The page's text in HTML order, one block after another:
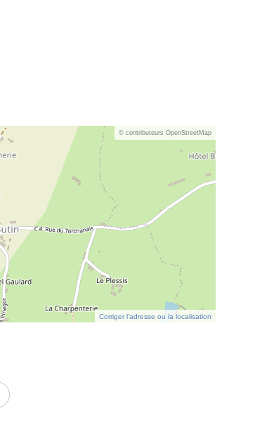
© contributeurs OpenStreetMap
Corriger l’adresse ou la localisation